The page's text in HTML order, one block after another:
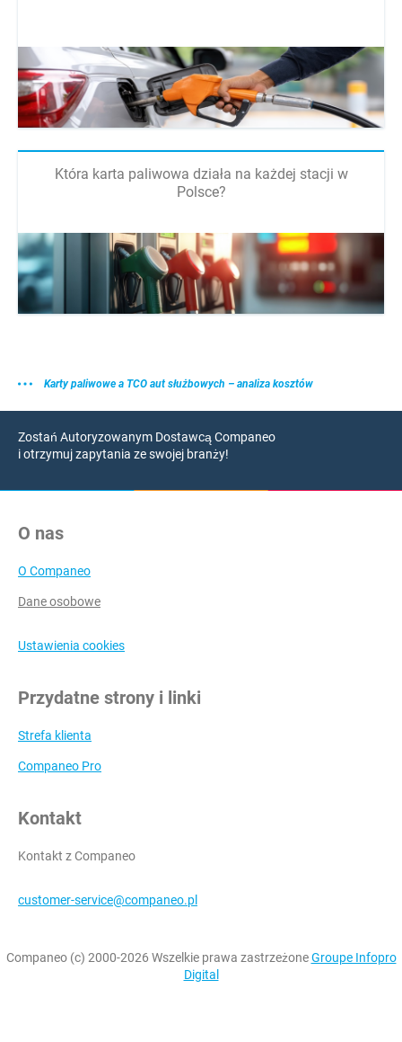
Która karta paliwowa działa na każdej stacji w
Polsce?
Karty paliwowe a TCO aut służbowych – analiza kosztów
Zostań Autoryzowanym Dostawcą Companeo
i otrzymuj zapytania ze swojej branży!
O nas
O Companeo
Dane osobowe
Ustawienia cookies
Przydatne strony i linki
Strefa klienta
Companeo Pro
Kontakt
Kontakt z Companeo
customer-service@companeo.pl
Companeo (c) 2000-2026 Wszelkie prawa zastrzeżoneGroupe Infopro
Digital